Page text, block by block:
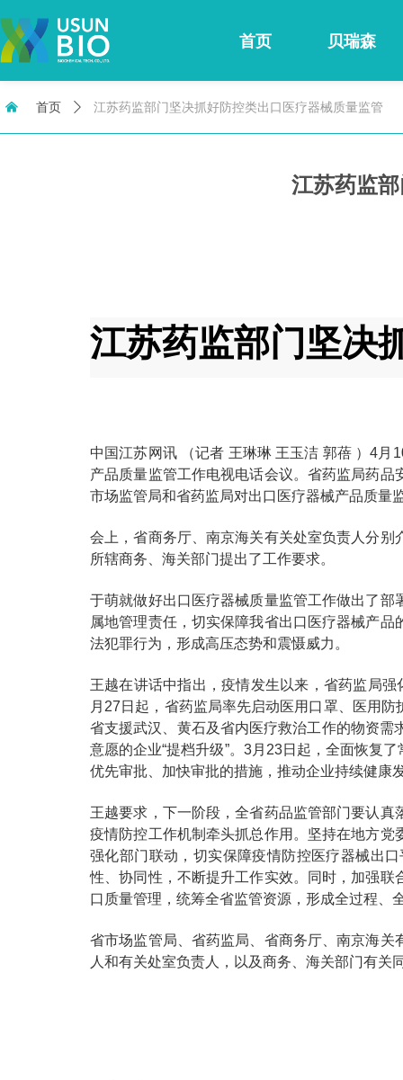
首页 贝瑞森
江苏药监
江苏药监部门坚决
中国江苏网讯 （记者 王琳琳 王玉洁 郭蓓 ）4月
产品质量监管工作电视电话会议。省药监局药品
市场监管局和省药监局对出口医疗器械产品质量
会上，省商务厅、南京海关有关处室负责人分
所辖商务、海关部门提出了工作要求。
于萌就做好出口医疗器械质量监管工作做出了部
属地管理责任，切实保障我省出口医疗器械产
法犯罪行为，形成高压态势和震慑威力。
王越在讲话中指出，疫情发生以来，省药监局
月 27 日起，省药监局率先启动医用口罩、医用
省支援武汉、黄石及省内医疗救治工作的物资需
意愿的企业“提档升级”。 3月 23日起，全面恢复了
优先审批、加快审批的措施，推动企业持续健康
王越要求，下一阶段，全省药品监管部门要认
疫情防控工作机制牵头抓总作用。坚持在地方
强化部门联动，切实保障疫情防控医疗器械出
性、协同性，不断提升工作实效。同时，加强
口质量管理，统筹全省监管资源，形成全过程、
省市场监管局、省药监局、省商务厅、南京海
人和有关处室负责人，以及商务、海关部门有
낀 首页 ꄲ 江苏药监部门坚决抓好防控类出口医疗器械质量监管